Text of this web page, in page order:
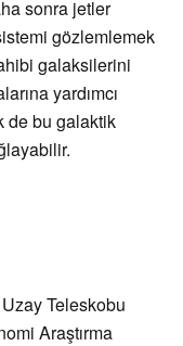
sonra jetler
gözlemlemek
galaksilerini
yardımcı
de bu galaktik
Teleskobu
Araştırma